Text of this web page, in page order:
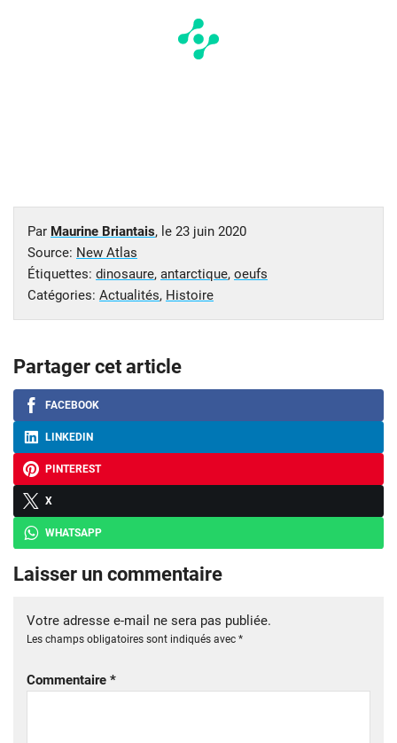
Par Maurine Briantais, le 23 juin 2020
Source: New Atlas
Étiquettes: dinosaure, antarctique, oeufs
Catégories: Actualités, Histoire
Partager cet article
FACEBOOK
LINKEDIN
PINTEREST
X
WHATSAPP
Laisser un commentaire
Votre adresse e-mail ne sera pas publiée.
Les champs obligatoires sont indiqués avec *
Commentaire *